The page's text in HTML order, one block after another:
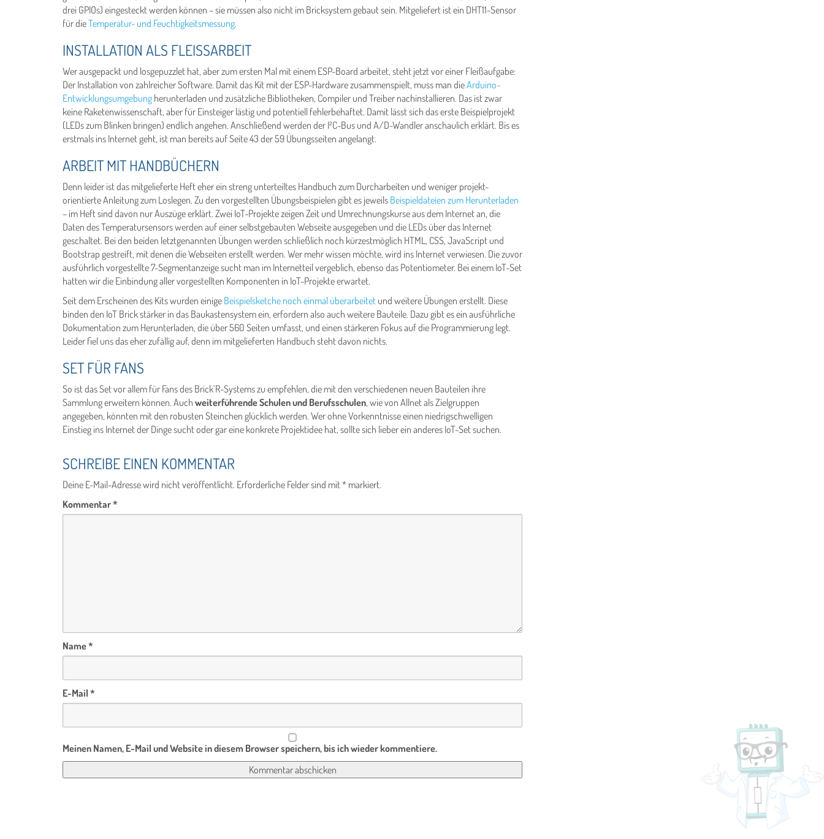
drei GPIOs) eingesteckt werden können – sie müssen also nicht im Bricksystem gebaut sein. Mitgeliefert ist ein DHT11-Sensor
für dieTemperatur- und Feuchtigkeitsmessung.
INSTALLATION ALS FLEISSARBEIT
Wer ausgepackt und losgepuzzlet hat, aber zum ersten Mal mit einem ESP-Board arbeitet, steht jetzt vor einer Fleißaufgabe:
Der Installation von zahlreicher Software. Damit das Kit mit der ESP-Hardware zusammenspielt, muss man dieArduino-
Entwicklungsumgebung herunterladen und zusätzliche Bibliotheken, Compiler und Treiber nachinstallieren. Das ist zwar
keine Raketenwissenschaft, aber für Einsteiger lästig und potentiell fehlerbehaftet. Damit lässt sich das erste Beispielprojekt
(LEDs zum Blinken bringen) endlich angehen. Anschließend werden der I²C-Bus und A/D-Wandler anschaulich erklärt. Bis es
erstmals ins Internet geht, ist man bereits auf Seite 43 der 59 Übungsseiten angelangt.
ARBEIT MIT HANDBÜCHERN
Denn leider ist das mitgelieferte Heft eher ein streng unterteiltes Handbuch zum Durcharbeiten und weniger projekt-
orientierte Anleitung zum Loslegen. Zu den vorgestellten Übungsbeispielen gibt es jeweils Beispieldateien zum Herunterladen
– im Heft sind davon nur Auszüge erklärt. Zwei IoT-Projekte zeigen Zeit und Umrechnungskurse aus dem Internet an, die
Daten des Temperatursensors werden auf einer selbstgebauten Webseite ausgegeben und die LEDs über das Internet
geschaltet. Bei den beiden letztgenannten Übungen werden schließlich noch kürzestmöglich HTML, CSS, JavaScript und
Bootstrap gestreift, mit denen die Webseiten erstellt werden. Wer mehr wissen möchte, wird ins Internet verwiesen. Die zuvor
ausführlich vorgestellte 7-Segmentanzeige sucht man im Internetteil vergeblich, ebenso das Potentiometer. Bei einem IoT-Set
hatten wir die Einbindung aller vorgestellten Komponenten in IoT-Projekte erwartet.
Seit dem Erscheinen des Kits wurden einige Beispielsketche noch einmal überarbeitet und weitere Übungen erstellt. Diese
binden den IoT Brick stärker in das Baukastensystem ein, erfordern also auch weitere Bauteile. Dazu gibt es ein ausführliche
Dokumentation zum Herunterladen, die über 560 Seiten umfasst, und einen stärkeren Fokus auf die Programmierung legt.
Leider fiel uns das eher zufällig auf, denn im mitgelieferten Handbuch steht davon nichts.
SET FÜR FANS
So ist das Set vor allem für Fans des Brick’R-Systems zu empfehlen, die mit den verschiedenen neuen Bauteilen ihre
Sammlung erweitern können. Auch weiterführende Schulen und Berufsschulen, wie von Allnet als Zielgruppen
angegeben, könnten mit den robusten Steinchen glücklich werden. Wer ohne Vorkenntnisse einen niedrigschwelligen
Einstieg ins Internet der Dinge sucht oder gar eine konkrete Projektidee hat, sollte sich lieber ein anderes IoT-Set suchen.
SCHREIBE EINEN KOMMENTAR
Deine E-Mail-Adresse wird nicht veröffentlicht. Erforderliche Felder sind mit* markiert.
Kommentar*
Name*
E-Mail *
Meinen Namen, E-Mail und Website in diesem Browser speichern, bis ich wieder kommentiere.